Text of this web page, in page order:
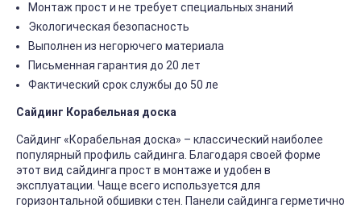
Монтаж прост и не требует специальных знаний
Экологическая безопасность
Выполнен из негорючего материала
Письменная гарантия до 20 лет
Фактический срок службы до 50 ле
Сайдинг Корабельная доска
Сайдинг «Корабельная доска» – классический наиболее
популярный профиль сайдинга. Благодаря своей форме
этот вид сайдинга прост в монтаже и удобен в
эксплуатации. Чаще всего используется для
горизонтальной обшивки стен. Панели сайдинга герметично